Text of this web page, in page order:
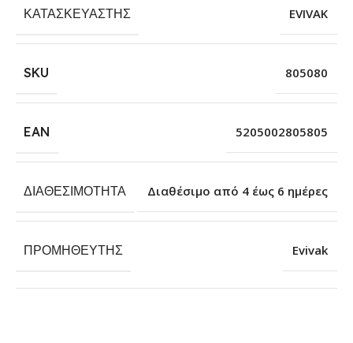
ΚΑΤΑΣΚΕΥΑΣΤΉΣ EVIVAK
SKU 805080
EAN 5205002805805
ΔΙΑΘΕΣΙΜΌΤΗΤΑ Διαθέσιμο από 4 έως 6 ημέρες
ΠΡΟΜΗΘΕΥΤΉΣ Evivak